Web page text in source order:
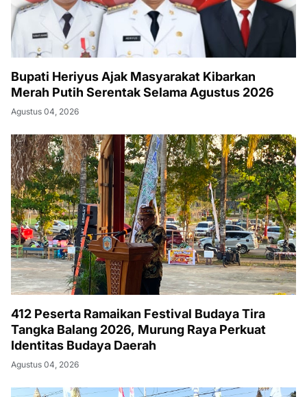
Bupati Heriyus Ajak Masyarakat Kibarkan
Merah Putih Serentak Selama Agustus 2026
Agustus 04, 2026
412 Peserta Ramaikan Festival Budaya Tira
Tangka Balang 2026, Murung Raya Perkuat
Identitas Budaya Daerah
Agustus 04, 2026